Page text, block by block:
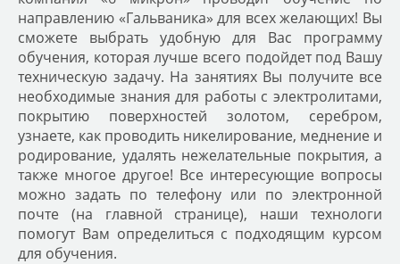
направлению «Гальваника» для всех желающих! Вы
сможете выбрать удобную для Вас программу
обучения, которая лучше всего подойдет под Вашу
техническую задачу. На занятиях Вы получите все
необходимые знания для работы с электролитами,
покрытию поверхностей золотом, серебром,
узнаете, как проводить никелирование, меднение и
родирование, удалять нежелательные покрытия, а
также многое другое! Все интересующие вопросы
можно задать по телефону или по электронной
почте (на главной странице), наши технологи
помогут Вам определиться с подходящим курсом
для обучения.